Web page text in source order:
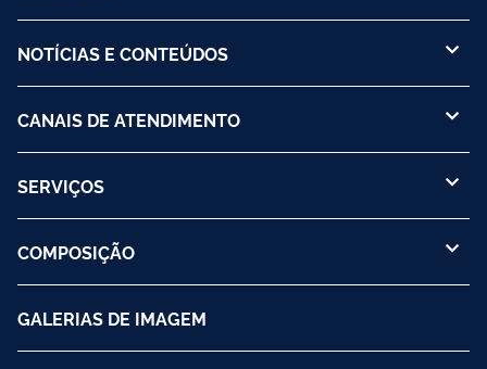
NOTÍCIAS E CONTEÚDOS
CANAIS DE ATENDIMENTO
SERVIÇOS
COMPOSIÇÃO
GALERIAS DE IMAGEM